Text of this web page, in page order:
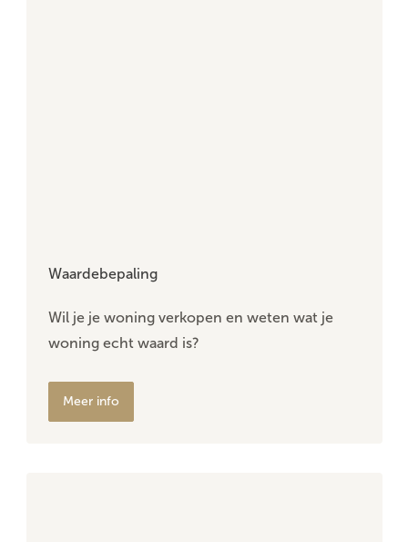
Waardebepaling
Wil je je woning verkopen en weten wat je
woning echt waard is?
Meer info